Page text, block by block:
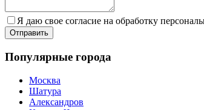
Я даю свое согласие на обработку
Популярные города
Москва
Шатура
Александров